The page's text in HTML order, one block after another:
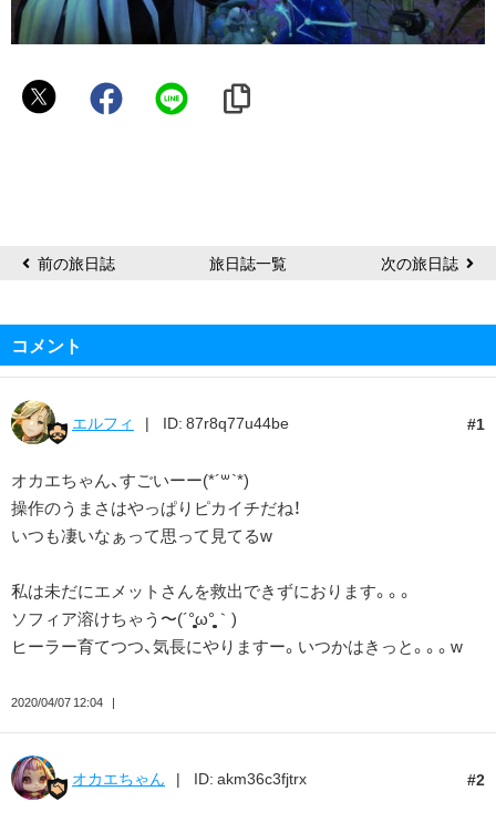
オ
前の旅日誌 旅日誌一覧 次の旅日誌
コメント
1
エルフィ ID: 87r8q77u44be
オカエちゃん、すごいーー(*´꒳`*)
操作のうまさはやっぱりピカイチだね！
いつも凄いなぁって思って見てるw
私は未だにエメットさんを救出できずにおります。。。
ソフィア溶けちゃう〜(´°̥̥̥̥̥̥̥̥ω°̥̥̥̥̥̥̥̥｀)
ヒーラー育てつつ、気長にやりますー。いつかはきっと。。。w
2020/04/07 12:04
2
オカエちゃん ID: akm36c3fjtrx